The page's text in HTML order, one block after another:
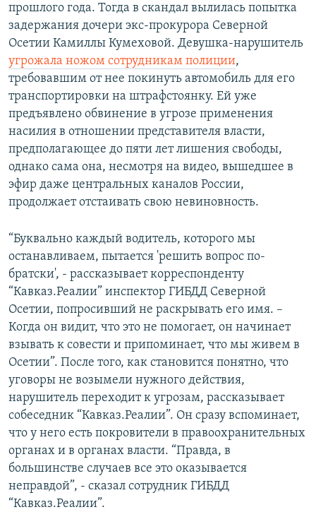
прошлого года. Тогда в скандал вылилась попытка
задержания дочери экс-прокурора Северной
Осетии Камиллы Кумеховой. Девушка-нарушитель
угрожала ножом сотрудникам полиции,
требовавшим от нее покинуть автомобиль для его
транспортировки на штрафстоянку. Ей уже
предъявлено обвинение в угрозе применения
насилия в отношении представителя власти,
предполагающее до пяти лет лишения свободы,
однако сама она, несмотря на видео, вышедшее в
эфир даже центральных каналов России,
продолжает отстаивать свою невиновность.
“Буквально каждый водитель, которого мы
останавливаем, пытается 'решить вопрос по-
братски', - рассказывает корреспонденту
“Кавказ.Реалии” инспектор ГИБДД Северной
Осетии, попросивший не раскрывать его имя. –
Когда он видит, что это не помогает, он начинает
взывать к совести и припоминает, что мы живем в
Осетии”. После того, как становится понятно, что
уговоры не возымели нужного действия,
нарушитель переходит к угрозам, рассказывает
собеседник “Кавказ.Реалии”. Он сразу вспоминает,
что у него есть покровители в правоохранительных
органах и в органах власти. “Правда, в
большинстве случаев все это оказывается
неправдой”, - сказал сотрудник ГИБДД
“Кавказ.Реалии”.